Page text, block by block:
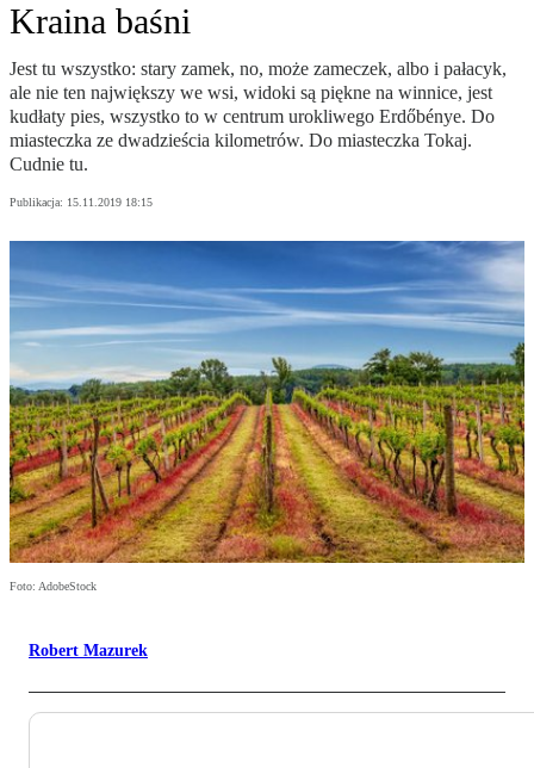
Kraina baśni
Jest tu wszystko: stary zamek, no, może zameczek, albo i pałacyk,
ale nie ten największy we wsi, widoki są piękne na winnice, jest
kudłaty pies, wszystko to w centrum urokliwego Erdőbénye. Do
miasteczka ze dwadzieścia kilometrów. Do miasteczka Tokaj.
Cudnie tu.
Publikacja: 15.11.2019 18:15
Foto: AdobeStock
Robert Mazurek